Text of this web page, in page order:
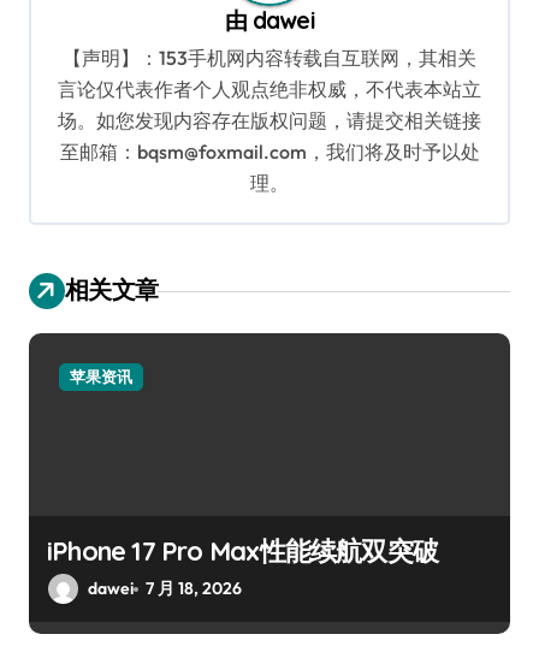
由 dawei
【声明】：153手机网内容转载自互联网，其相关
言论仅代表作者个人观点绝非权威，不代表本站立
场。如您发现内容存在版权问题，请提交相关链接
至邮箱：bqsm@foxmail.com，我们将及时予以处
理。
相关文章
苹果资讯
iPhone 17 Pro Max性能续航双突破
dawei 7 月 18, 2026